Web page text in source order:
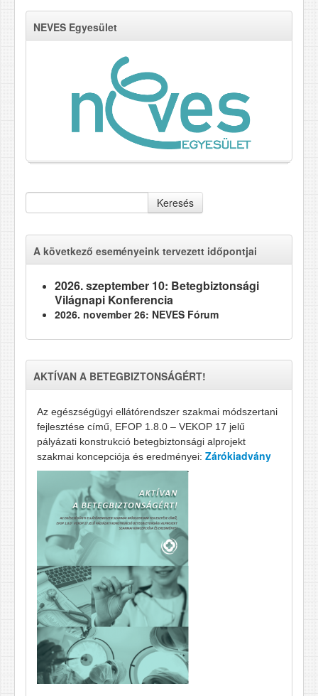
NEVES Egyesület
Keresés
A következő eseményeink tervezett időpontjai
2026. szeptember 10: Betegbiztonsági
Világnapi Konferencia
2026. november 26: NEVES Fórum
AKTÍVAN A BETEGBIZTONSÁGÉRT!
Az egészségügyi ellátórendszer szakmai módszertani
fejlesztése című, EFOP 1.8.0 – VEKOP 17 jelű
pályázati konstrukció betegbiztonsági alprojekt
szakmai koncepciója és eredményei: Zárókiadvány